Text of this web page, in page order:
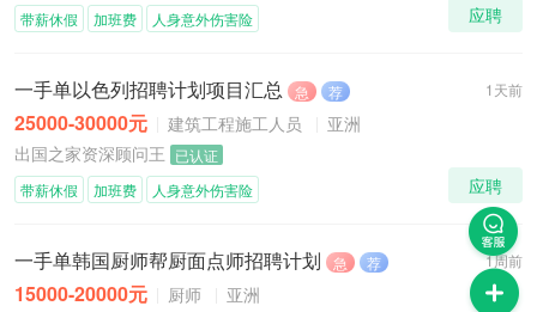
应聘
带薪休假 加班费 人身意外伤害险
1天前
一手单以色列招聘计划项目汇总 急 荐
25000-30000元 建筑工程施工人员
亚洲
出国之家资深顾问王 已认证
应聘
带薪休假 加班费 人身意外伤害险
1周前
一手单韩国厨师帮厨面点师招聘计划 急 荐
15000-20000元 厨师
亚洲